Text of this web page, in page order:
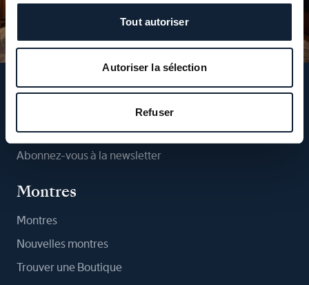
Tout autoriser
Autoriser la sélection
Refuser
Suivez-nous
Abonnez-vous à la newsletter
Montres
Montres
Nouvelles montres
Trouver une Boutique